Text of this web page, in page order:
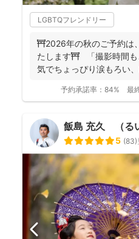
LGBTQフレンドリー
⛩️2026年の秋のご予約は
たします⛩️ 「撮影時間も
気でちょっぴり涙もろい
予約承諾率： 84% 最
飯島 充久 （る
5 (83)